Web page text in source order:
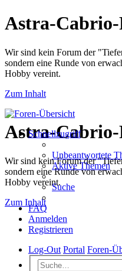
Astra-
Wir sind kein Forum der
sondern eine Runde von
Hobby vereint.
Zum Inhalt
Astra-
Wir sind kein Forum der
sondern eine Runde von
Hobby vereint.
Zum Inhalt
Schnellzugriff
Unbeantwortete
Aktive Themen
Suche
FAQ
Anmelden
Registrieren
Log-Out Portal Foren-